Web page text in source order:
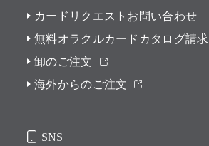
カードリクエストお問い合わせ
無料オラクルカードカタログ請求
卸のご注文
海外からのご注文
SNS